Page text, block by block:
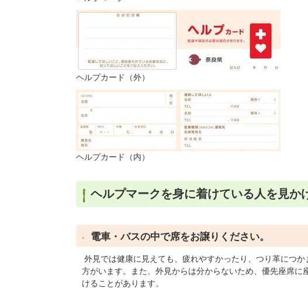
ヘルプカード（外）
ヘルプカード（内）
ヘルプマークを身に着けている人を見か
電車・バスの中で席をお譲りください。
外見では健康に見えても、疲れやすかったり、つり革につ
方がいます。また、外見からは分からないため、優先座席に
けることがあります。